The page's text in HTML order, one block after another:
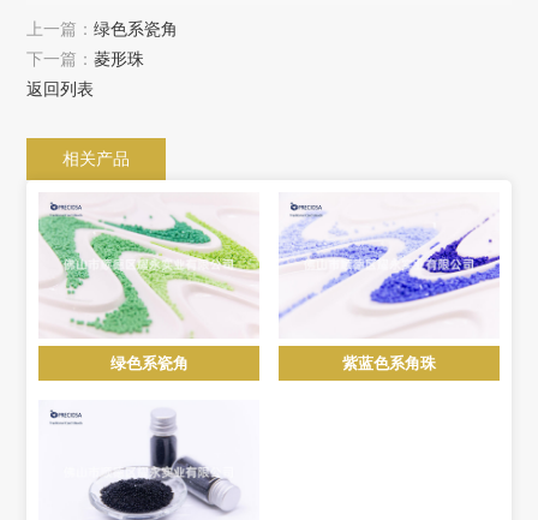
上一篇：绿色系瓷角
返回列表
下一篇：菱形珠
相关产品
绿色系瓷角 紫蓝色系角珠